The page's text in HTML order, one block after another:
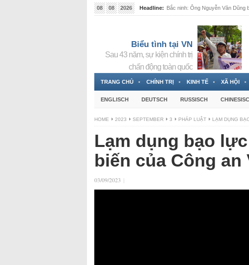
08 08 2026 Headline: Bắc ninh: Ông Nguyễn Văn Dũng
Biểu tình tại VN
Sau 43 năm, sự kiện chính trị
chấn động toàn quốc
TRANG CHỦ CHÍNH TRỊ KINH TẾ XÃ HỘI
ENGLISCH DEUTSCH RUSSISCH
HOME 2023 SEPTEMBER 3 PHÁP LUẬT LẠM DỤNG
Lạm dụng bạo
biến của Công an
03/09/2023 |